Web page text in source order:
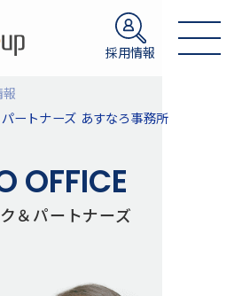
採用情報
ートナーズ あすなろ事務所
OFFICE
＆パートナーズ